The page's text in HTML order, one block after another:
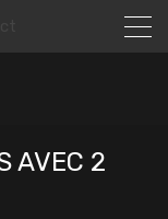
AVEC 2